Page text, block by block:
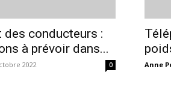
conducteurs :
à prévoir dans...
2022 0 Anne